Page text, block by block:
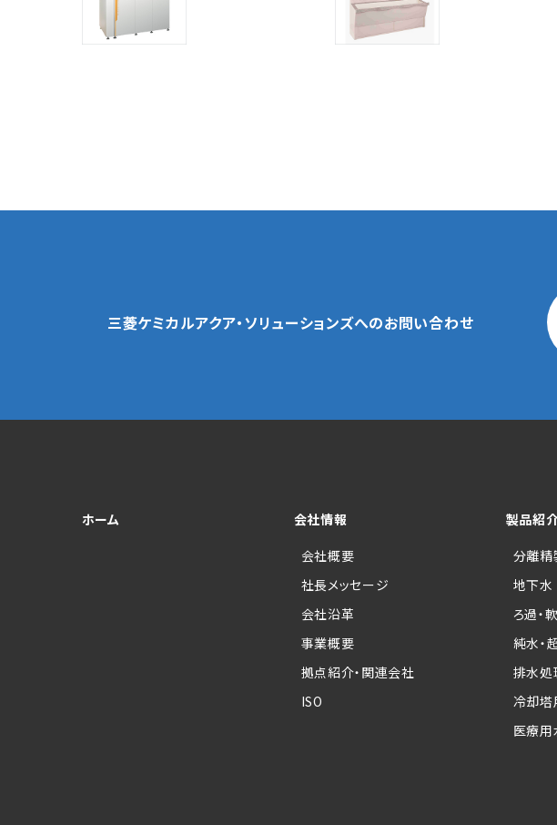
三菱ケミカルアクア・ソリューションズへのお問い合わせ
ホーム 会社情報
会社概要
社長メッセージ
会社沿革
事業概要
拠点紹介・関連会社
ISO
製品紹
分離精
地下水
ろ過・
純水・
排水処
冷却塔
医療用